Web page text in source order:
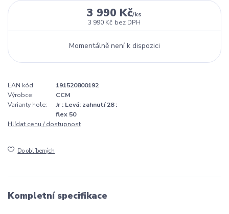
3 990 Kč/ks
3 990 Kč bez DPH
Momentálně není k dispozici
EAN kód:
191520800192
Výrobce:
CCM
Varianty hole:
Jr : Levá: zahnutí 28 :
flex 50
Hlídat cenu / dostupnost
Do oblíbených
Kompletní specifikace